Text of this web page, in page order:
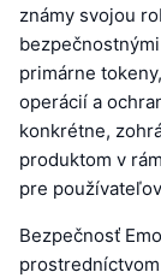
známy svojou
primárne
operácií a
konkrétne,
produktom v
pre
Bezpečnosť